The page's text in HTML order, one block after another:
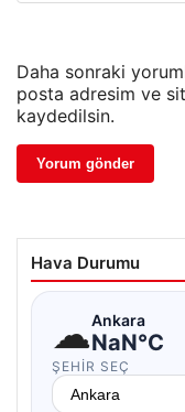
Daha sonraki
posta adresim ve
kaydedilsin.
Hava Durumu
☁Ankara
NaN°C
ŞEHIR SEÇ